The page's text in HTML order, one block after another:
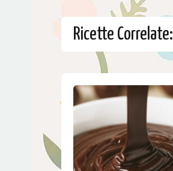
Ricette Correlate: